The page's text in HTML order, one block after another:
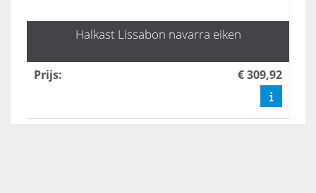
Halkast Lissabon navarra eiken
Prijs: € 309,92